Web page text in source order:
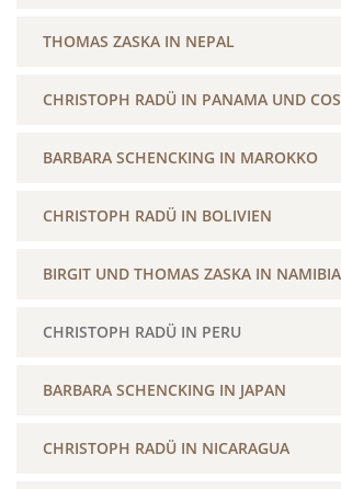
THOMAS ZASKA IN NEPAL
CHRISTOPH RADÜ IN PANAMA UND
BARBARA SCHENCKING IN MAROKKO
CHRISTOPH RADÜ IN BOLIVIEN
BIRGIT UND THOMAS ZASKA IN NAMIBIA
CHRISTOPH RADÜ IN PERU
BARBARA SCHENCKING IN JAPAN
CHRISTOPH RADÜ IN NICARAGUA